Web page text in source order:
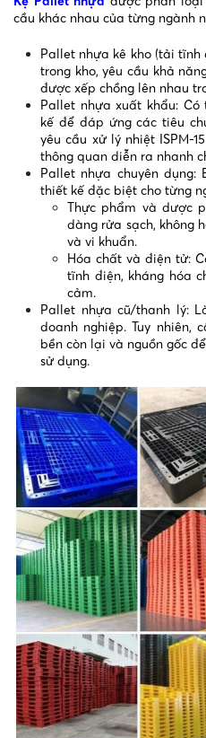
cầu khác nhau của từng ngành
Pallet nhựa kê kho (tải tĩnh
trong kho, yêu cầu khả
được xếp chồng lên nhau
Pallet nhựa xuất khẩu:
kế để đáp ứng các tiêu
yêu cầu xử lý nhiệt ISPM-
thông quan diễn ra nhanh
Pallet nhựa chuyên
thiết kế đặc biệt cho từng
Thực phẩm và dược
dàng rửa sạch, không
và vi khuẩn.
Hóa chất và điện tử:
tĩnh điện, kháng hóa
cảm.
Pallet nhựa cũ/thanh lý:
doanh nghiệp. Tuy nhiên,
bền còn lại và nguồn gốc
sử dụng.